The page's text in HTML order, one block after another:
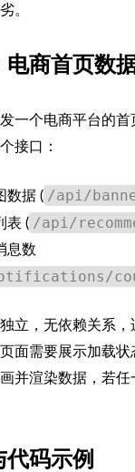
。
电商首页数
一个电商平台的首
接口：
数据 ( /api/
表 ( /api/
息数
立，无依赖关系，
面需要展示加载状
并渲染数据，若任
码示例